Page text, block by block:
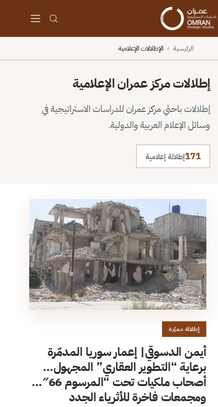
الرئيسية › الإطلالات الإعلامية
إطلالات مركز عمران الإعلامية
إطلالات باحثي مركز عمران للدراسات الاستراتيجية في
وسائل الإعلام العربية والدولية.
171إطلالة إعلامية
إطلالة مميّزة
أيمن الدسوقي| إعمار سوريا المدمّرة
برعاية “التطوير العقاري” المجهول…
أصحاب ملكيات تحت “المرسوم 66″…
ومجمعات فاخرة للأثرياء الجدد